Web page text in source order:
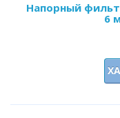
Напорный
6